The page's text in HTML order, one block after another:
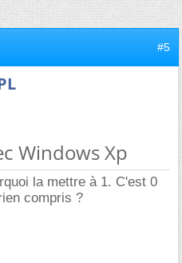
#5
Windows Xp
la mettre à 1. C'est 0
compris ?